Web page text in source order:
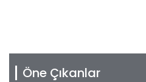
Öne Çıkanlar